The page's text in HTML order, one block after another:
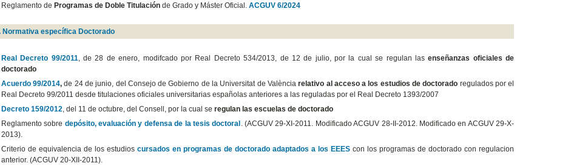
Reglamento de Programas de Doble Titulaciónde Grado y Máster Oficial. ACGUV 6/2024
Normativa específica Doctorado
Real Decreto 99/2011 , de 28 de enero, modifcado por Real Decreto 534/2013, de 12 de julio, por la cual se regulan lasenseñanzas oficiales de
doctorado
Acuerdo 99/2014, de 24 de junio, del Consejo de Gobierno de la Universitat de Valènciarelativo al acceso a los estudios de doctorado regulados por el
Real Decreto 99/2011 desde titulaciones oficiales universitarias españolas anteriores a las reguladas por el Real Decreto 1393/2007
Decreto 159/2012 , del 11 de octubre, del Consell, por la cual se regulan las escuelas de doctorado
Reglamento sobre depósito, evaluación y defensa de la tesis doctoral . (ACGUV 29-XI-2011. Modificado ACGUV 28-II-2012. Modificado en ACGUV 29-X-
2013).
Criterio de equivalencia de los estudios cursados en programas de doctorado adaptados a los EEEScon los programas de doctorado con regulacion
anterior. (ACGUV 20-XII-2011).